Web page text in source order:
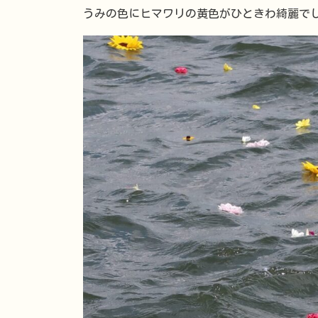
うみの色にヒマワリの黄色がひときわ綺麗で